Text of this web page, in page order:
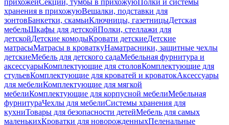
прихожейСекции, тумбы в прихожуюПолки и системы
хранения в прихожуюВешалки, подставки для
зонтовБанкетки, скамьиКлючницы, газетницыДетская
мебельШкафы для детскойПолки, стеллажи для
детскойДетские комодыКровати детскиеДетские
матрасыМатрасы в кроваткуНаматрасники, защитные чехлы
детскиеМебель для детского садаМебельная фурнитура и
аксессуарыКомплектующие для столовКомплектующие для
стульевКомплектующие для кроватей и кроватокАксессуары
для мебелиКомплектующие для мягкой
мебелиКомплектующие для корпусной мебелиМебельная
фурнитураЧехлы для мебелиСистемы хранения для
кухниТовары для безопасности детейМебель для самых
маленькихКроватки для новорожденныхПеленальные